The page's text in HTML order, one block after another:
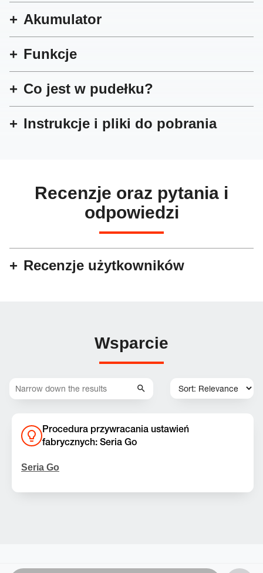
Akumulator
Funkcje
Co jest w pudełku?
Instrukcje i pliki do pobrania
Recenzje oraz pytania i
odpowiedzi
Recenzje użytkowników
Wsparcie
Procedura przywracania ustawień
fabrycznych: Seria Go
Seria Go
Uwaga:Ta czynność spowoduje usunięcie